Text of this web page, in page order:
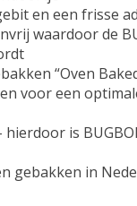
en een frisse
waardoor de
“Oven
voor een
hierdoor is
gebakken in